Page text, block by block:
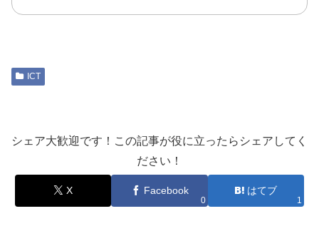
ICT
シェア大歓迎です！この記事が役に立ったらシェアしてく
ださい！
X Facebook
0
はてブ
1